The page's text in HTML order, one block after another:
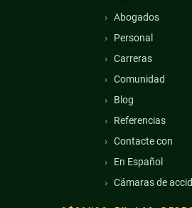
Abogados
Personal
Carreras
Comunidad
Blog
Referencias
Contacte con
En Español
Cámaras de